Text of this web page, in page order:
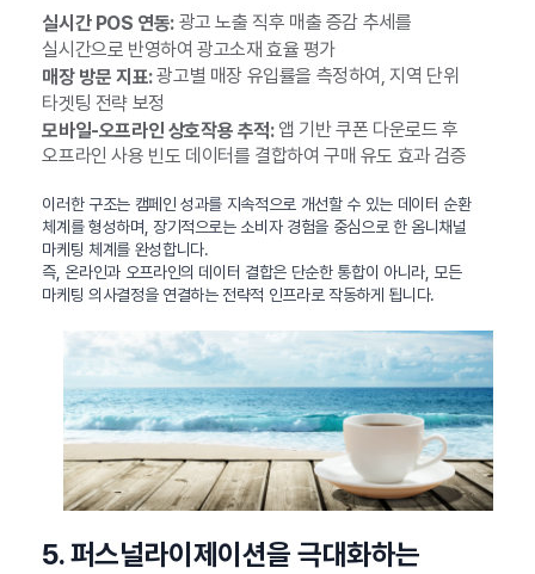
실시간 POS 연동:광고 노출 직후 매출 증감 추세를
실시간으로 반영하여 광고소재 효율 평가
매장 방문 지표:광고별 매장 유입률을 측정하여, 지역 단위
타겟팅 전략 보정
모바일-오프라인 상호작용 추적:앱 기반 쿠폰 다운로드 후
오프라인 사용 빈도 데이터를 결합하여 구매 유도 효과 검증
이러한 구조는 캠페인 성과를 지속적으로 개선할 수 있는 데이터 순환
체계를 형성하며, 장기적으로는 소비자 경험을 중심으로 한 옴니채널
마케팅 체계를 완성합니다.
즉, 온라인과 오프라인의 데이터 결합은 단순한 통합이 아니라, 모든
마케팅 의사결정을 연결하는 전략적 인프라로 작동하게 됩니다.
5. 퍼스널라이제이션을 극대화하는